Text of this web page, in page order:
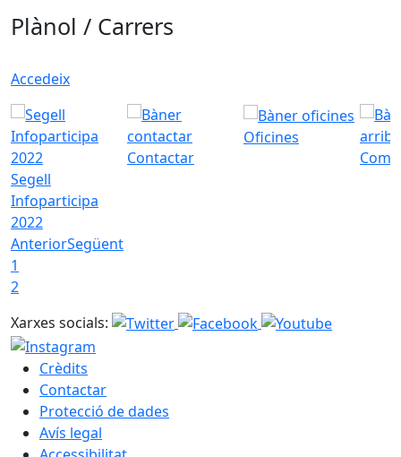
Plànol / Carrers
Accedeix
Segell
Infoparticipa
2022
Contactar
Oficines
Com
AnteriorSegüent
1
2
Xarxes socials:
Crèdits
Contactar
Protecció de dades
Avís legal